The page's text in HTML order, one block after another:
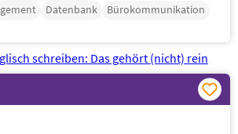
Datenbank
Bürokommunikation